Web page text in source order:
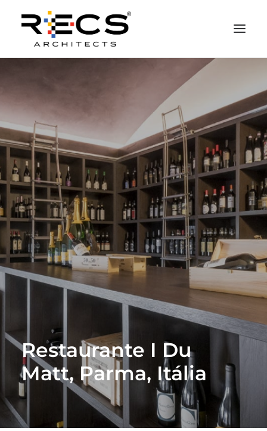
NEWS
FUNDAÇÃO
CONTATOS
MERCHANDISING
Restaurante I Du
Matt, Parma, Itália